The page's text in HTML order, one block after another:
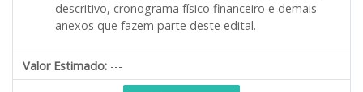
descritivo, cronograma físico financeiro e demais
anexos que fazem parte deste edital.
Valor Estimado: ---